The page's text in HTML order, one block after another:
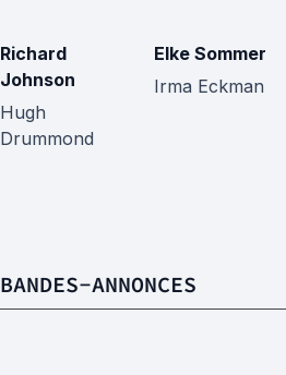
Richard
Johnson
Hugh
Drummond
Elke Sommer
Irma Eckman
BANDES-ANNONCES